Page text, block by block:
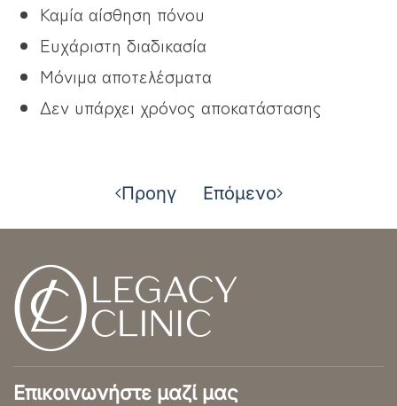
Καμία αίσθηση πόνου
Ευχάριστη διαδικασία
Μόνιμα αποτελέσματα
Δεν υπάρχει χρόνος αποκατάστασης
Προηγ Επόμενο
Επικοινωνήστε μαζί μας